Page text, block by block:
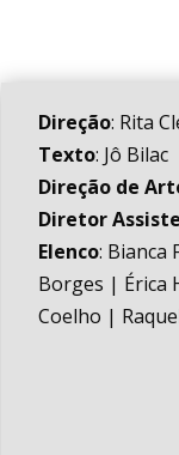
Direção: Rita
Texto: Jô Bilac
Direção de
Diretor
Elenco: Bianca
Borges | Érica
Coelho |